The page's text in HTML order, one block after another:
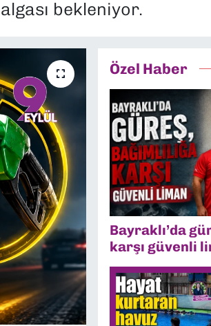
bekleniyor.
Özel Haber
Bayraklı’da
karşı güvenli